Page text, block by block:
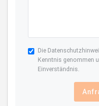
Die
Kenntnis genommen
Einverständnis.